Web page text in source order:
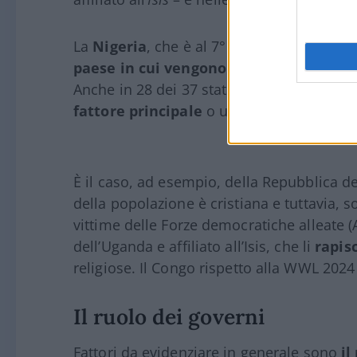
La Nigeria, che è al 7° posto, dopo
paese in cui vengono uccisi più
Anche in 28 dei 37 stati nei quali il
fattore principale o uno dei fattori
È il caso, ad esempio, della Repubblica
della popolazione è cristiana e tuttavia,
vittime delle Forze democratiche alleate
dell’Uganda e affiliato all’Isis, che li
religiose. Il Congo rispetto alla WWL
Il ruolo dei governi
Fattori da evidenziare in generale sono il